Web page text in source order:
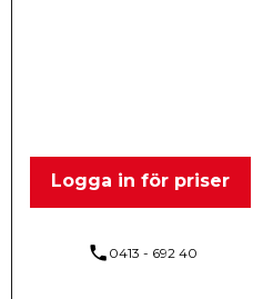
Logga in för priser
phone 0413 - 692 40